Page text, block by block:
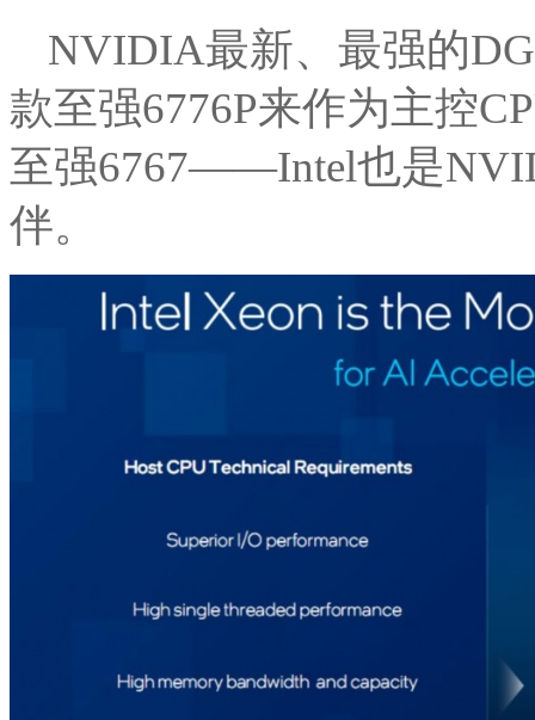
NVIDIA最新、最强的
款至强6776P来作为主控
至强6767——Intel也是
伴。